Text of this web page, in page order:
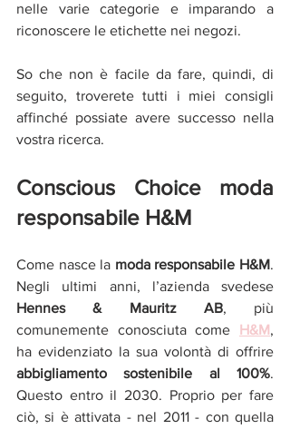
nelle varie categorie e imparando a
riconoscere le etichette nei negozi.
So che non è facile da fare, quindi, di
seguito, troverete tutti i miei consigli
affinché possiate avere successo nella
vostra ricerca.
Conscious Choice moda
responsabile H&M
Come nasce la moda responsabile H&M.
Hennes & Mauritz AB, più
comunemente conosciuta come H&M
abbigliamento sostenibile al 100%.
Questo entro il 2030. Proprio per fare
ciò, si è attivata - nel 2011 - con quella